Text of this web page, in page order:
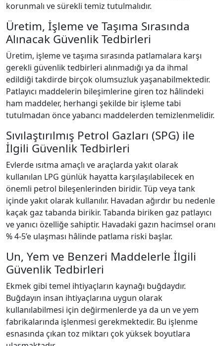
korunmalı ve sürekli temiz tutulmalıdır.
Üretim, İşleme ve Taşıma Sırasında
Alınacak Güvenlik Tedbirleri
Üretim, işleme ve taşıma sırasında patlamalara karşı
gerekli güvenlik tedbirleri alınmadığı ya da ihmal
edildiği takdirde birçok olumsuzluk yaşanabilmektedir.
Patlayıcı maddelerin bileşimlerine giren toz hâlindeki
ham maddeler, herhangi şekilde bir işleme tabi
tutulmadan önce yabancı maddelerden temizlenmelidir.
Sıvılaştırılmış Petrol Gazları (SPG) ile
İlgili Güvenlik Tedbirleri
Evlerde ısıtma amaçlı ve araçlarda yakıt olarak
kullanılan LPG günlük hayatta karşılaşılabilecek en
önemli petrol bileşenlerinden biridir. Tüp veya tank
içinde yakıt olarak kullanılır. Havadan ağırdır bu nedenle
kaçak gaz tabanda birikir. Tabanda biriken gaz patlayıcı
ve yanıcı özelliğe sahiptir. Havadaki gazın hacimsel oranı
% 4-5’e ulaşması hâlinde patlama riski başlar.
Un, Yem ve Benzeri Maddelerle İlgili
Güvenlik Tedbirleri
Ekmek gibi temel ihtiyaçların kaynağı buğdaydır.
Buğdayın insan ihtiyaçlarına uygun olarak
kullanılabilmesi için değirmenlerde ya da un ve yem
fabrikalarında işlenmesi gerekmektedir. Bu işlenme
esnasında çıkan toz miktarı çok yüksek boyutlara